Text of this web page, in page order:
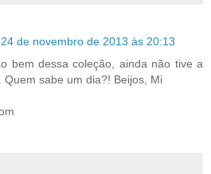
24 de novembro de 2013 às 20:13
bem dessa coleção, ainda não tive a
Quem sabe um dia?! Beijos, Mi